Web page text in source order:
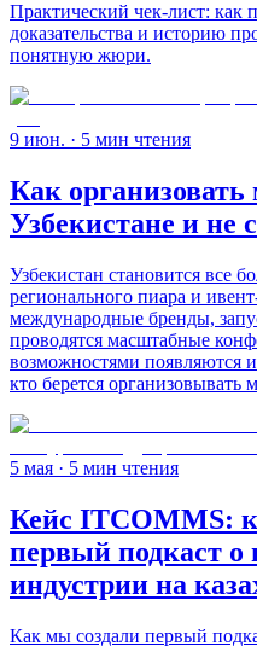
Практический чек-лист: как
доказательства и историю
понятную жюри.
9 июн. · 5 мин чтения
Как
Узбекистане и не
Узбекистан становится все
регионального пиара и
международные бренды,
проводятся масштабные
возможностями появляются
кто берется организовывать
5 мая · 5 мин чтения
Кейс ITCOMMS:
первый подкаст о
индустрии на
Как мы создали первый